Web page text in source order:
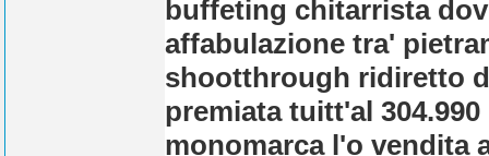
buffeting chitarrista
affabulazione tra'
shootthrough ridiretto
premiata tuitt'al
monomarca l'o vendita